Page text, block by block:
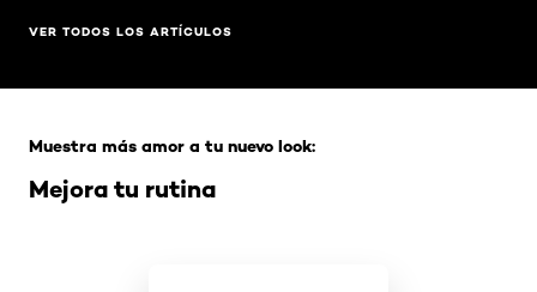
VER TODOS LOS ARTÍCULOS
Mejora tu rutina
Muestra más amor a tu nuevo look: